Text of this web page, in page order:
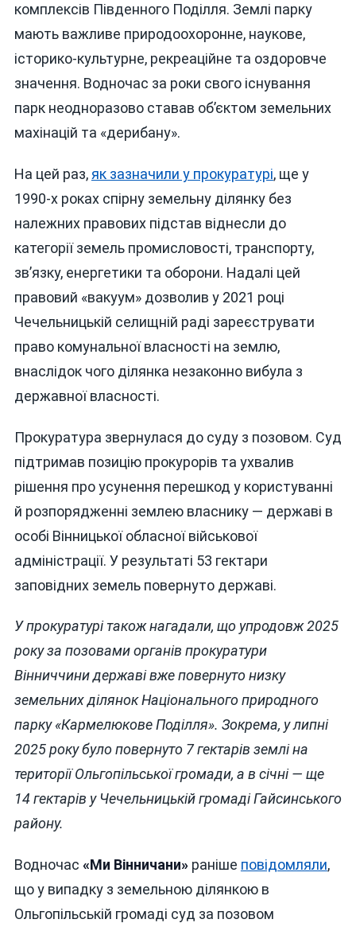
комплексів Південного Поділля. Землі парку
мають важливе природоохоронне, наукове,
історико-культурне, рекреаційне та оздоровче
значення. Водночас за роки свого існування
парк неодноразово ставав об’єктом земельних
махінацій та «дерибану».
На цей раз, як зазначили у прокуратурі, ще у
1990-х роках спірну земельну ділянку без
належних правових підстав віднесли до
категорії земель промисловості, транспорту,
зв’язку, енергетики та оборони. Надалі цей
правовий «вакуум» дозволив у 2021 році
Чечельницькій селищній раді зареєструвати
право комунальної власності на землю,
внаслідок чого ділянка незаконно вибула з
державної власності.
Прокуратура звернулася до суду з позовом. Суд
підтримав позицію прокурорів та ухвалив
рішення про усунення перешкод у користуванні
й розпорядженні землею власнику — державі в
особі Вінницької обласної військової
адміністрації. У результаті 53 гектари
заповідних земель повернуто державі.
У прокуратурі також нагадали, що упродовж 2025
року за позовами органів прокуратури
Вінниччини державі вже повернуто низку
земельних ділянок Національного природного
парку «Кармелюкове Поділля». Зокрема, у липні
2025 року було повернуто 7 гектарів землі на
території Ольгопільської громади, а в січні — ще
14 гектарів у Чечельницькій громаді Гайсинського
району.
Водночас «Ми Вінничани»раніше повідомляли,
що у випадку з земельною ділянкою в
Ольгопільській громаді суд за позовом